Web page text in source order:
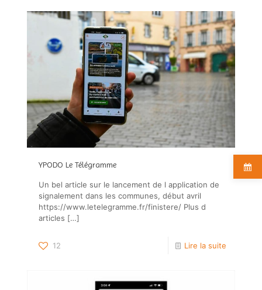
YPODO Le Télégramme
Un bel article sur le lancement de l application de
signalement dans les communes, début avril
https://www.letelegramme.fr/finistere/ Plus d
articles […]
12 Lire la suite